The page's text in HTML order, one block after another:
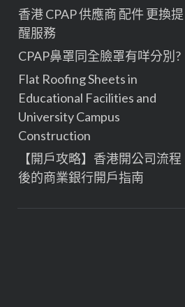
香港 CPAP 供應商 配件 更換提
醒服務
CPAP鼻罩同全臉罩有咩分別?
Flat Roofing Sheets in
Educational Facilities and
University Campus
Construction
【開戶攻略】香港開公司流程
後的商業銀行開戶指南